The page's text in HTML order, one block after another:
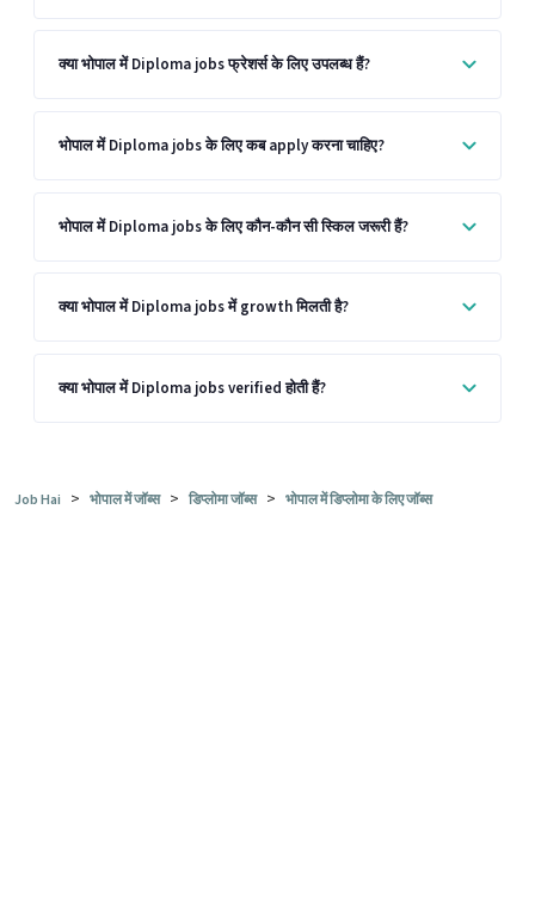
क्या भोपाल में Diploma jobs फ्रेशर्स के लिए उपलब्ध हैं?
भोपाल में Diploma jobs के लिए कब apply करना चाहिए?
भोपाल में Diploma jobs के लिए कौन-कौन सी स्किल जरूरी हैं?
क्या भोपाल में Diploma jobs में growth मिलती है?
क्या भोपाल में Diploma jobs verified होती हैं?
Job Hai > भोपाल में जॉब्स > डिप्लोमा जॉब्स > भोपाल में डिप्लोमा के लिए जॉब्स